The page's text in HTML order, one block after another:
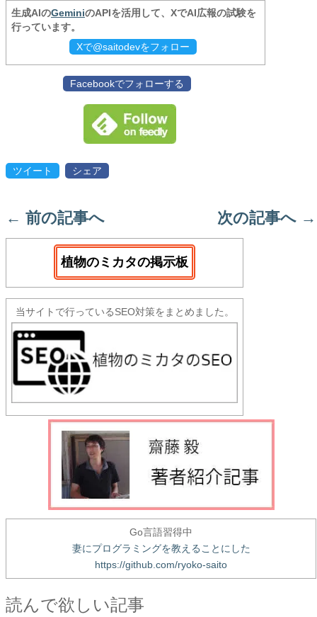
生成AIのGeminiのAPIを活用して、XでAI広報の試験を
行っています。
Xで@saitodevをフォロー
Facebookでフォローする
ツイート シェア
← 前の記事へ 次の記事へ →
植物のミカタの掲示板
当サイトで行っているSEO対策をまとめました。
Go言語習得中
妻にプログラミングを教えることにした
https://github.com/ryoko-saito
読んで欲しい記事